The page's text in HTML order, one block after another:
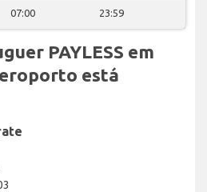
07:00 23:59
PAYLESS em
está